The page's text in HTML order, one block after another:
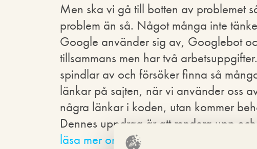
Men ska vi gå till botten av problemet
problem än så. Något många inte
Google använder sig av, Googlebot
tillsammans men har två
spindlar av och försöker finna så
länkar på sajten, när vi använder oss
några länkar i koden, utan kommer
Dennes uppdrag är att rendera upp
läsa mer om vad exakt som Caffeine gör